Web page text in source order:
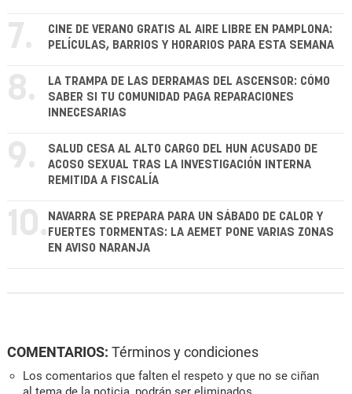
7.
CINE DE VERANO GRATIS AL AIRE LIBRE EN PAMPLONA:
PELÍCULAS, BARRIOS Y HORARIOS PARA ESTA SEMANA
8.
LA TRAMPA DE LAS DERRAMAS DEL ASCENSOR: CÓMO
SABER SI TU COMUNIDAD PAGA REPARACIONES
INNECESARIAS
9.
SALUD CESA AL ALTO CARGO DEL HUN ACUSADO DE
ACOSO SEXUAL TRAS LA INVESTIGACIÓN INTERNA
REMITIDA A FISCALÍA
10. NAVARRA SE PREPARA PARA UN SÁBADO DE CALOR Y
FUERTES TORMENTAS: LA AEMET PONE VARIAS ZONAS
EN AVISO NARANJA
COMENTARIOS: Términos y condiciones
Los comentarios que falten el respeto y que no se ciñan